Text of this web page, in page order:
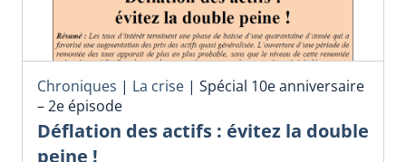
Chroniques | La crise | Spécial 10e anniversaire
– 2e épisode
Déflation des actifs : évitez la double
peine !